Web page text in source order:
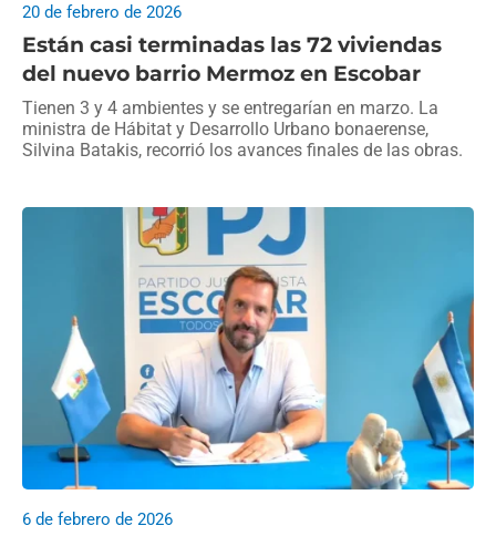
Están casi terminadas las 72 viviendas
del nuevo barrio Mermoz en Escobar
20 de febrero de 2026
Tienen 3 y 4 ambientes y se entregarían en marzo. La
ministra de Hábitat y Desarrollo Urbano bonaerense,
Silvina Batakis, recorrió los avances finales de las obras.
6 de febrero de 2026